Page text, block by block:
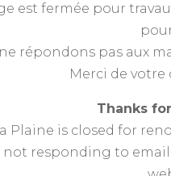
est fermée pour
répondons pas aux
Merci de
Thanks
Plaine is closed for
not responding to